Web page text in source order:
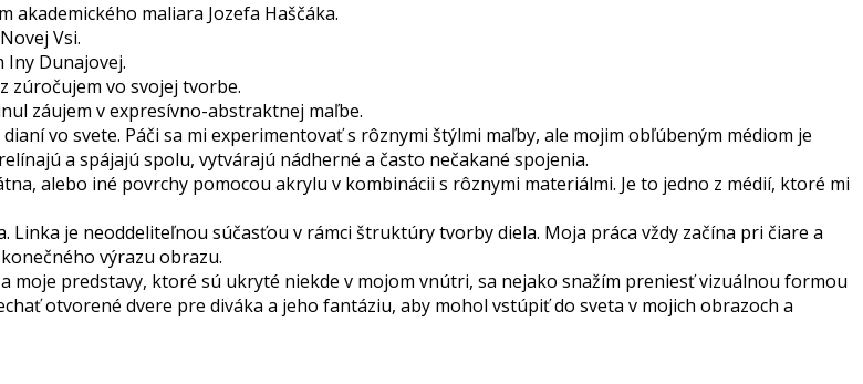
maliara Jozefa Haščáka.
Vsi.
Iny Dunajovej.
zúročujem vo svojej tvorbe.
záujem v expresívno-abstraktnej maľbe.
vo svete. Páči sa mi experimentovať s rôznymi štýlmi maľby, ale mojim obľúbeným médiom je
a spájajú spolu, vytvárajú nádherné a často nečakané spojenia.
alebo iné povrchy pomocou akrylu v kombinácii s rôznymi materiálmi. Je to jedno z médií, ktoré mi
je neoddeliteľnou súčasťou v rámci štruktúry tvorby diela. Moja práca vždy začína pri čiare a
výrazu obrazu.
moje predstavy, ktoré sú ukryté niekde v mojom vnútri, sa nejako snažím preniesť vizuálnou formou
otvorené dvere pre diváka a jeho fantáziu, aby mohol vstúpiť do sveta v mojich obrazoch a